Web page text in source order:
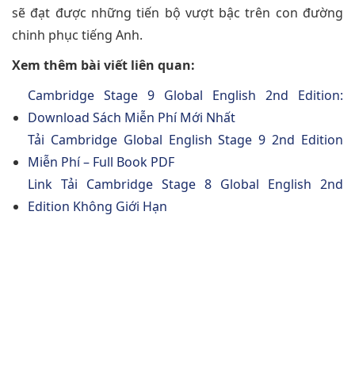
sẽ đạt được những tiến bộ vượt bậc trên con đường
chinh phục tiếng Anh.
Xem thêm bài viết liên quan:
Cambridge Stage 9 Global English 2nd Edition:
Download Sách Miễn Phí Mới Nhất
Tải Cambridge Global English Stage 9 2nd Edition
Miễn Phí – Full Book PDF
Link Tải Cambridge Stage 8 Global English 2nd
Edition Không Giới Hạn